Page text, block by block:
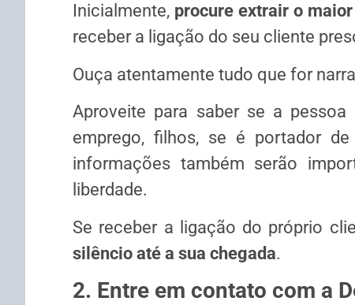
Inicialmente, procure extrair o
receber a ligação do seu cliente
Ouça atentamente tudo que for
Aproveite para saber se a
emprego, filhos, se é portador
informações também serão
liberdade.
Se receber a ligação do próprio
silêncio até a sua chegada.
2. Entre em contato com a